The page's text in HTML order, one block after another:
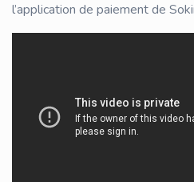
l’application de paiement de